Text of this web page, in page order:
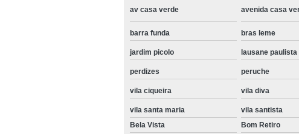
av casa verde avenida casa
barra funda bras leme
jardim picolo lausane paulista
perdizes peruche
vila ciqueira vila diva
vila santa maria
vila santista
Bela Vista
Bom Retiro